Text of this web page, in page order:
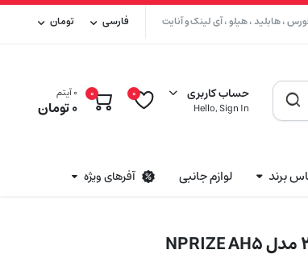
، هابلید ، هیلو ، آی لینک و آنایت فارسی تومان
حساب کاربری
Hello, Sign In
0
0 0 آیتم
0تومان
برند لوازم جانبی آفرهای ویژه